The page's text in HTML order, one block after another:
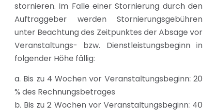
stornieren. Im Falle einer Stornierung durch den
Auftraggeber werden Stornierungsgebühren
unter Beachtung des Zeitpunktes der Absage vor
Veranstaltungs- bzw. Dienstleistungsbeginn in
folgender Höhe fällig:
a. Bis zu 4 Wochen vor Veranstaltungsbeginn: 20
% des Rechnungsbetrages
b. Bis zu 2 Wochen vor Veranstaltungsbeginn: 40